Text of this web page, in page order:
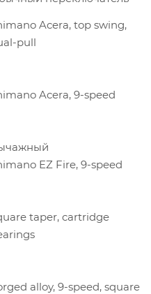
Acera, top swing,
pull
Acera, 9-speed
EZ Fire, 9-speed
taper, cartridge
alloy, 9-speed, square